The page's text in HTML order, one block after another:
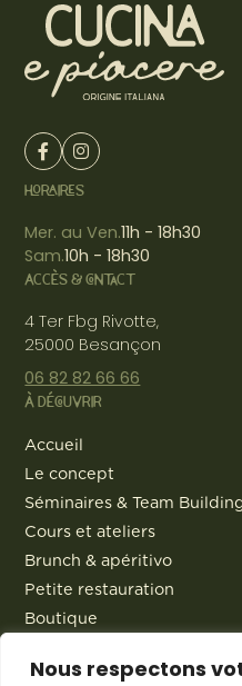
Nous respectons
À DÉCOUVRIR
Accueil
Le concept
Séminaires & Team
Cours et ateliers
Brunch & apéritivo
Petite restauration
Boutique
Actualités
ACCÈS & CONTACT
4 Ter Fbg Rivotte,
25000 Besançon
06 82 82 66 66
HORAIRES
Mer. au Ven.11h - 18h30
Sam.10h - 18h30